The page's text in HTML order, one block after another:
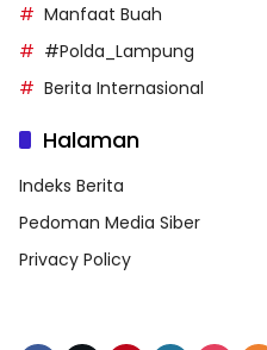
Manfaat Buah
#Polda_Lampung
Berita Internasional
Halaman
Indeks Berita
Pedoman Media Siber
Privacy Policy